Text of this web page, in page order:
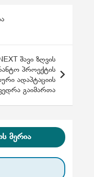
შავი ზღვის
პროექტის
ადაპტაციის
გაიმართა
მერია